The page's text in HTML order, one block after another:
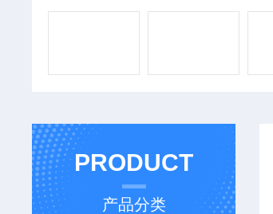
PRODUCT
产品分类